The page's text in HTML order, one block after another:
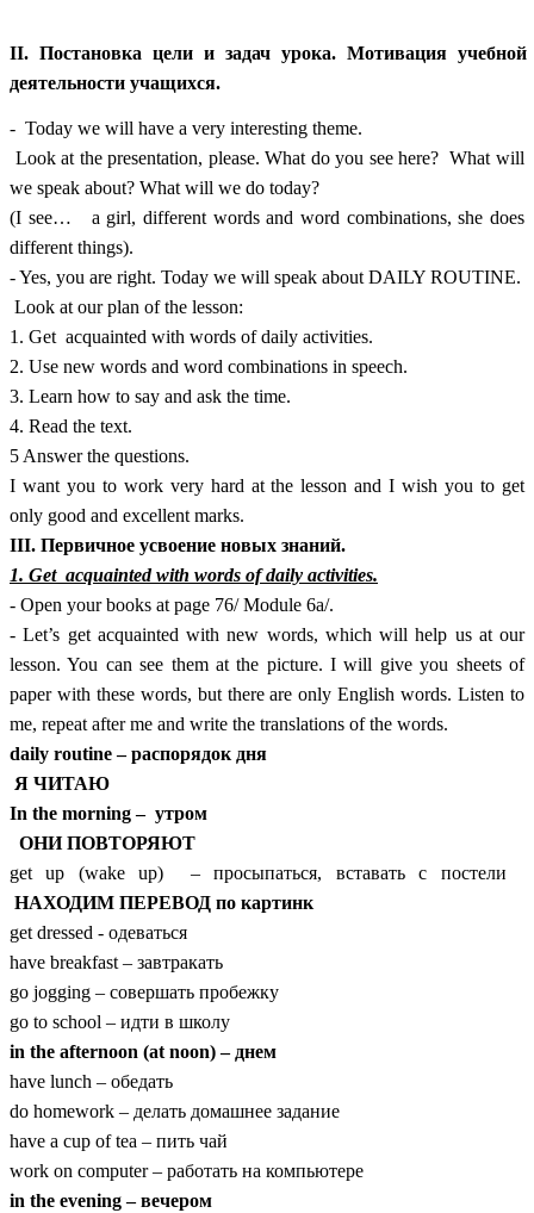
II. Постановка цели и задач урока. Мотивация учебной
деятельности учащихся.
- Today we will have a very interesting theme.
Look at the presentation, please. What do you see here? What will
we speak about? What will we do today?
(I see… a girl, different words and word combinations, she does
different things).
- Yes, you are right. Today we will speak about DAILY ROUTINE.
Look at our plan of the lesson:
1. Get acquainted with words of daily activities.
2. Use new words and word combinations in speech.
3. Learn how to say and ask the time.
4. Read the text.
5 Answer the questions.
I want you to work very hard at the lesson and I wish you to get
only good and excellent marks.
III. Первичное усвоение новых знаний.
1. Get acquainted with words of daily activities.
- Open your books at page 76/ Module 6a/.
- Let’s get acquainted with new words, which will help us at our
lesson. You can see them at the picture. I will give you sheets of
paper with these words, but there are only English words. Listen to
me, repeat after me and write the translations of the words.
daily routine – распорядок дня
Я ЧИТАЮ
In the morning – утром
ОНИ ПОВТОРЯЮТ
get up (wake up) – просыпаться, вставать с постели
НАХОДИМ ПЕРЕВОД по картинк
get dressed - одеваться
have breakfast – завтракать
go jogging – совершать пробежку
go to school – идти в школу
in the afternoon (at noon) – днем
have lunch – обедать
do homework – делать домашнее задание
have a cup of tea – пить чай
work on computer – работать на компьютере
in the evening – вечером